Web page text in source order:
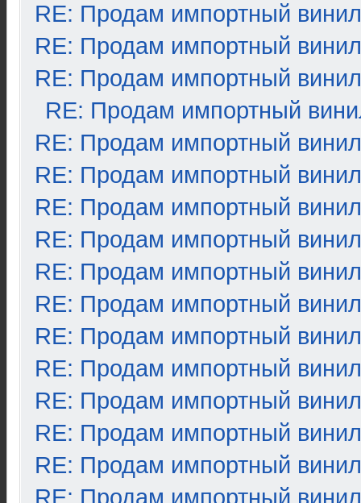
RE: Продам импортный винил
RE: Продам импортный винил
RE: Продам импортный винил
RE: Продам импортный
RE: Продам импортный винил
RE: Продам импортный винил
RE: Продам импортный винил
RE: Продам импортный винил
RE: Продам импортный винил
RE: Продам импортный винил
RE: Продам импортный винил
RE: Продам импортный винил
RE: Продам импортный винил
RE: Продам импортный винил
RE: Продам импортный винил
RE: Продам импортный винил